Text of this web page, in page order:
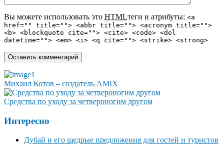
Вы можете использовать это HTMLтеги и атрибуты: <a
href="" title=""> <abbr title=""> <acronym title="">
<b> <blockquote cite=""> <cite> <code> <del
datetime=""> <em> <i> <q cite=""> <strike> <strong>
Михаил Котов – создатель AMIX
Средства по уходу за четвероногим другом
Интересно
Дубай и его щедрые предложения для гостей и туристов